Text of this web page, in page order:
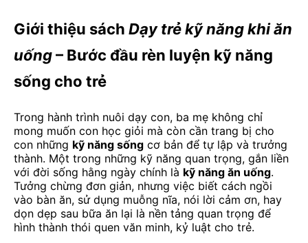
Giới thiệu sách Dạy trẻ kỹ năng khi ăn
uống– Bước đầu rèn luyện kỹ năng
sống cho trẻ
Trong hành trình nuôi dạy con, ba mẹ không chỉ
mong muốn con học giỏi mà còn cần trang bị cho
con những kỹ năng sống cơ bản để tự lập và trưởng
thành. Một trong những kỹ năng quan trọng, gắn liền
với đời sống hằng ngày chính là kỹ năng ăn uống.
Tưởng chừng đơn giản, nhưng việc biết cách ngồi
vào bàn ăn, sử dụng muỗng nĩa, nói lời cảm ơn, hay
dọn dẹp sau bữa ăn lại là nền tảng quan trọng để
hình thành thói quen văn minh, kỷ luật cho trẻ.